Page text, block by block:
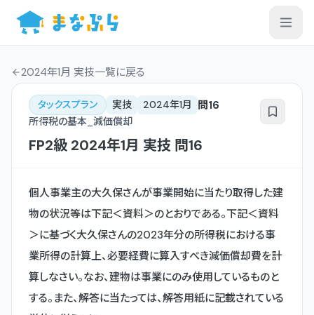
2024年1月 実技一覧に戻る
タックスプラン 実技 2024年1月 問16
所得税の基本_減価償却
FP2級 2024年1月 実技 問16
個人事業主の大久保さんが事業開始に当たり取得した建
物の状況等は下記＜資料＞のとおりである。下記＜資料
＞に基づく大久保さんの2023年分の所得税における事
業所得の計算上、必要経費に算入すべき減価償却費を計
算しなさい。なお、建物は事業にのみ使用しているものと
する。また、解答に当たっては、解答用紙に記載されている